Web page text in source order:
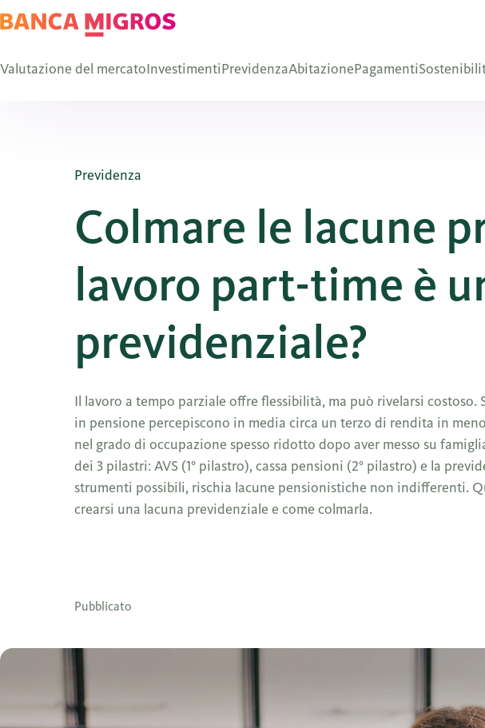
Valutazione del mercatoInvestimentiPrevidenzaAbitazionePagamenti
Previdenza
Colmare le lacune
lavoro part-time è
previdenziale?
Il lavoro a tempo parziale offre flessibilità, ma può rivelarsi
in pensione percepiscono in media circa un terzo di rendita in
nel grado di occupazione spesso ridotto dopo aver messo su
dei 3 pilastri: AVS (1° pilastro), cassa pensioni (2° pilastro) e la
strumenti possibili, rischia lacune pensionistiche non indifferenti.
crearsi una lacuna previdenziale e come colmarla.
Pubblicato